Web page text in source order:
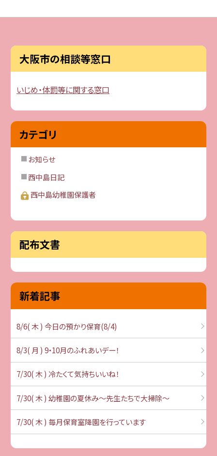
大阪市の相談等窓口
いじめ・体罰等に関する窓口
カテゴリ
お知らせ
西中島日記
西中島幼稚園保護者
配布文書
新着記事
8/6( 木 ) 今日の預かり保育(8/4)
8/3( 月 ) 9・10月のふれあいデー！
7/30( 木 ) 冷たくて気持ちいいね！
7/30( 木 ) 幼稚園の夏休み～先生たちで大掃除～
7/30( 木 ) 毎月保育室降園を行っています